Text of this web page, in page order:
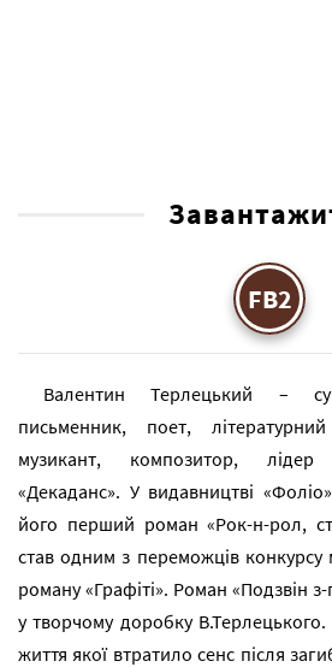
FB2
Валентин Терлецький –
письменник, поет,
музикант, композитор, лідер
«Декаданс». У видавництві
його перший роман «Рок-н-рол,
став одним з переможців конкурсу
роману «Графіті». Роман «Подзвін
у творчому доробку
життя якої втратило сенс після